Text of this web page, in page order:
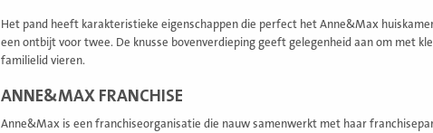
Het pand heeft karakteristieke eigenschappen die perfect het Anne&Max
een ontbijt voor twee. De knusse bovenverdieping geeft gelegenheid aan om met
familielid vieren.
ANNE&MAX FRANCHISE
Anne&Max is een franchiseorganisatie die nauw samenwerkt met haar